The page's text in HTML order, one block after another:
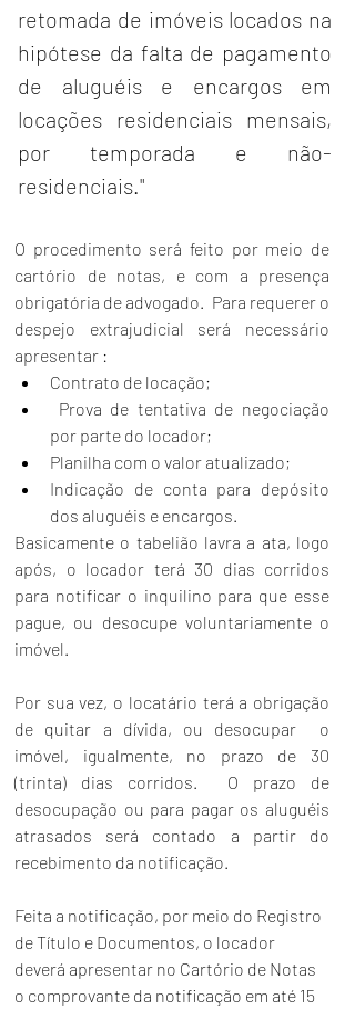
retomada de imóveis locados na
hipótese da falta de pagamento
de aluguéis e encargos em
locações residenciais mensais,
por temporada e não-
residenciais."
O procedimento será feito por meio de
cartório de notas, e com a presença
obrigatória de advogado.  Para requerer o
despejo extrajudicial será necessário
apresentar :
Contrato de locação;
por parte do locador;
Planilha com o valor atualizado;
Indicação de conta para depósito
dos aluguéis e encargos.
Basicamente o tabelião lavra a ata, logo
após, o locador terá 30 dias corridos
para notificar o inquilino para que esse
pague, ou desocupe voluntariamente o
imóvel.
Por sua vez, o locatário terá a obrigação
de quitar a dívida, ou desocupar  o
imóvel, igualmente, no prazo de 30
(trinta) dias corridos.  O prazo de
desocupação ou para pagar os aluguéis
atrasados será contado a partir do
recebimento da notificação.
Feita a notificação, por meio do Registro
de Título e Documentos, o locador
deverá apresentar no Cartório de Notas
o comprovante da notificação em até 15